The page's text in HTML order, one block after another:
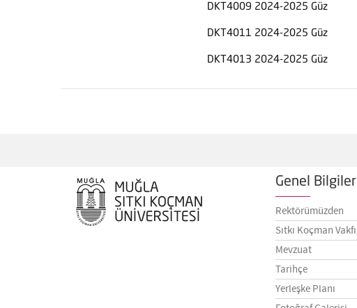
DKT4009 2024-2025 Güz
DKT4011 2024-2025 Güz
DKT4013 2024-2025 Güz
Genel Bilgiler
Rektörümüzden
Sıtkı Koçman Vakfı
Mevzuat
Tarihçe
Yerleşke Planı